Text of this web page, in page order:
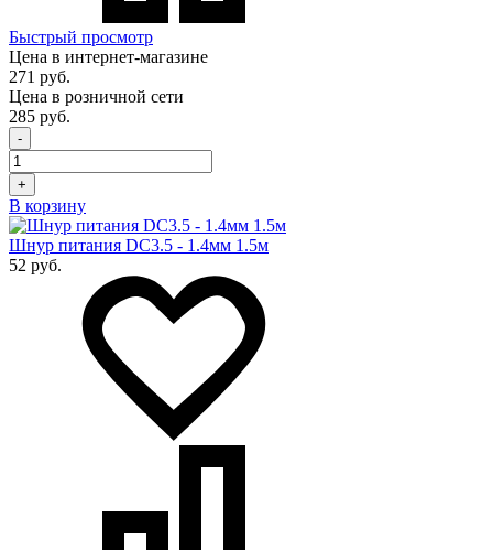
Быстрый просмотр
Цена в интернет-магазине
271 руб.
Цена в розничной сети
285 руб.
-
+
В корзину
Шнур питания DC3.5 - 1.4мм 1.5м
52 руб.